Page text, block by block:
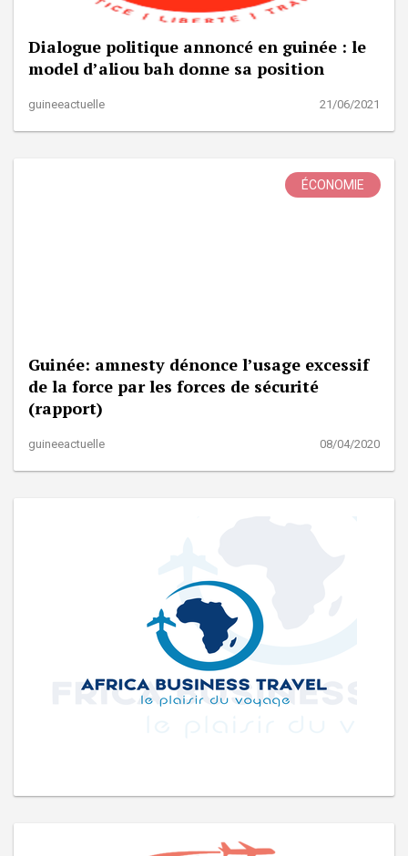
Dialogue politique annoncé en guinée : le
model d’aliou bah donne sa position
guineeactuelle 21/06/2021
ÉCONOMIE
Guinée: amnesty dénonce l’usage excessif
de la force par les forces de sécurité
(rapport)
guineeactuelle 08/04/2020